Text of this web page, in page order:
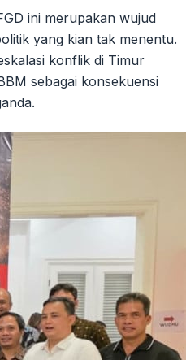
ini merupakan wujud
yang kian tak menentu.
konflik di Timur
sebagai konsekuensi